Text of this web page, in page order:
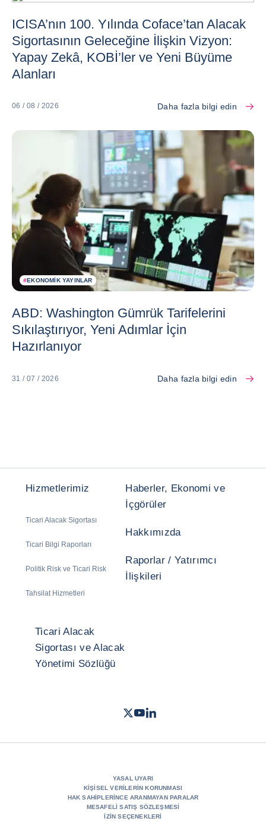
ICISA’nın 100. Yılında Coface’tan Alacak
Sigortasının Geleceğine İlişkin Vizyon:
Yapay Zekâ, KOBİ’ler ve Yeni Büyüme
Alanları
06 / 08 / 2026 Daha fazla bilgi edin
#EKONOMIK YAYINLAR
ABD: Washington Gümrük Tarifelerini
Sıkılaştırıyor, Yeni Adımlar İçin
Hazırlanıyor
31 / 07 / 2026 Daha fazla bilgi edin
Hizmetlerimiz
Ticari Alacak Sigortası
Ticari Bilgi Raporları
Politik Risk ve Ticari Risk
Tahsilat Hizmetleri
Haberler, Ekonomi ve
İçgörüler
Hakkımızda
Raporlar / Yatırımcı
İlişkileri
Ticari Alacak
Sigortası ve Alacak
Yönetimi Sözlüğü
Twitter- Coface
Youtube
LinkedIn
YASAL UYARI
KIŞISEL VERILERIN KORUNMASI
HAK SAHIPLERINCE ARANMAYAN PARALAR
MESAFELI SATIŞ SÖZLEŞMESI
İZIN SEÇENEKLERI